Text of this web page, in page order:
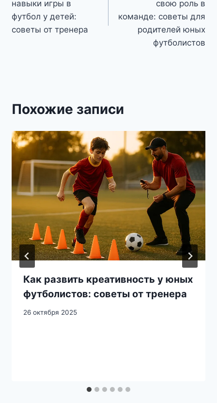
записям
навыки игры в
футбол у детей:
советы от тренера
свою роль в
команде: советы для
родителей юных
футболистов
Похожие записи
Как развить креативность у юных
футболистов: советы от тренера
26 октября 2025